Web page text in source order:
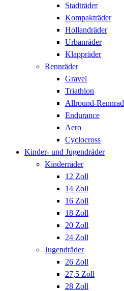
Stadträder
Kompakträder
Hollandräder
Urbanräder
Klappräder
Rennräder
Gravel
Triathlon
Allround-Rennrad
Endurance
Aero
Cyclocross
Kinder- und Jugendräder
Kinderräder
12 Zoll
14 Zoll
16 Zoll
18 Zoll
20 Zoll
24 Zoll
Jugendräder
26 Zoll
27,5 Zoll
28 Zoll